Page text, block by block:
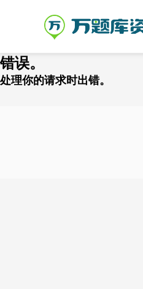
错误。
处理你的请求时出错。